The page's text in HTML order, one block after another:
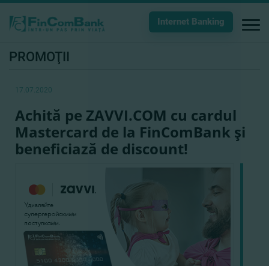
Internet Banking
PROMOŢII
17.07.2020
Achită pe ZAVVI.COM cu cardul
Mastercard de la FinComBank şi
beneficiază de discount!